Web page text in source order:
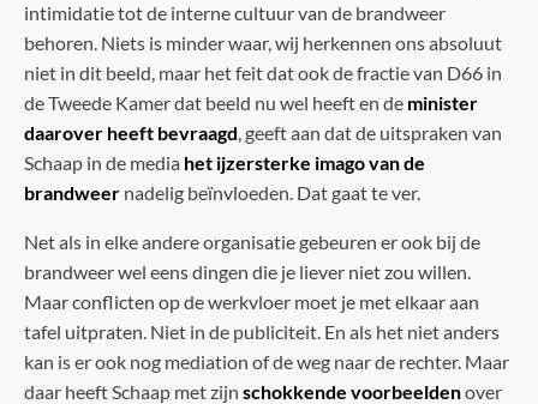
intimidatie tot de interne cultuur van de brandweer
behoren. Niets is minder waar, wij herkennen ons absoluut
niet in dit beeld, maar het feit dat ook de fractie van D66 in
de Tweede Kamer dat beeld nu wel heeft en de minister
daarover heeft bevraagd, geeft aan dat de uitspraken van
Schaap in de media het ijzersterke imago van de
brandweer nadelig beïnvloeden. Dat gaat te ver.
Net als in elke andere organisatie gebeuren er ook bij de
brandweer wel eens dingen die je liever niet zou willen.
Maar conflicten op de werkvloer moet je met elkaar aan
tafel uitpraten. Niet in de publiciteit. En als het niet anders
kan is er ook nog mediation of de weg naar de rechter. Maar
daar heeft Schaap met zijn schokkende voorbeeldenover